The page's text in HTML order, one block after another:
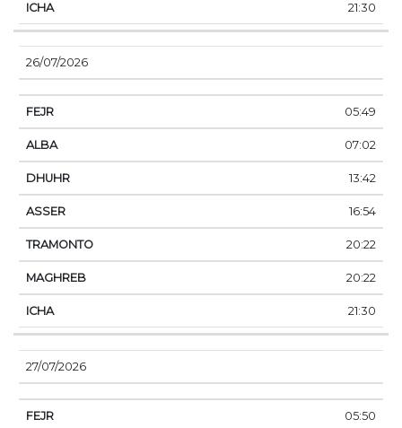
21:30
26/07/2026
05:49
07:02
13:42
16:54
20:22
20:22
21:30
27/07/2026
05:50